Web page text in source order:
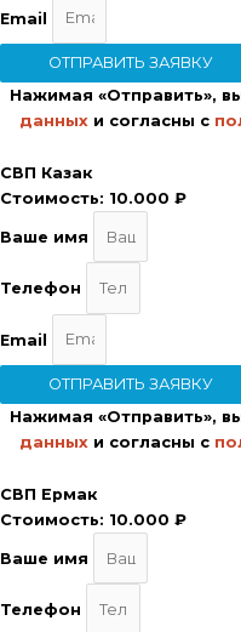
Email
ОТПРАВИТЬ ЗАЯВКУ
Нажимая «Отправить»,
данных и согласны с
СВП Казак
Стоимость: 10.000 ₽
Ваше имя
Телефон
Email
ОТПРАВИТЬ ЗАЯВКУ
Нажимая «Отправить»,
данных и согласны с
СВП Ермак
Стоимость: 10.000 ₽
Ваше имя
Телефон